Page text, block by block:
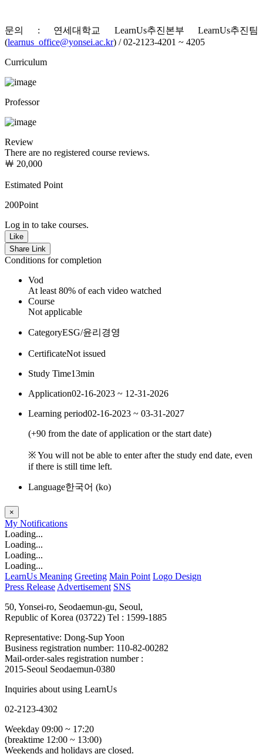
문의 : 연세대학교 LearnUs추진본부 LearnUs추진팀
(learnus_office@yonsei.ac.kr) / 02-2123-4201 ~ 4205
Curriculum
Professor
Review
There are no registered course reviews.
￦ 20,000
Estimated Point
200Point
Log in to take courses.
Like
Share Link
Conditions for completion
Vod
At least 80% of each video watched
Course
Not applicable
CategoryESG/윤리경영
CertificateNot issued
Study Time13min
Application02-16-2023 ~ 12-31-2026
Learning period02-16-2023 ~ 03-31-2027
(+90 from the date of application or the start date)
※ You will not be able to enter after the study end date, even
if there is still time left.
Language한국어 ‎(ko)‎
×
My Notifications
Loading...
Loading...
Loading...
Loading...
LearnUs Meaning Greeting Main Point Logo Design
Press Release Advertisement SNS
50, Yonsei-ro, Seodaemun-gu, Seoul,
Republic of Korea (03722) Tel : 1599-1885
Representative: Dong-Sup Yoon
Business registration number: 110-82-00282
Mail-order-sales registration number :
2015-Seoul Seodaemun-0380
Inquiries about using LearnUs
02-2123-4302
Weekday 09:00 ~ 17:20
(breaktime 12:00 ~ 13:00)
Weekends and holidays are closed.